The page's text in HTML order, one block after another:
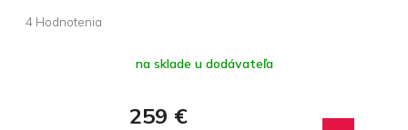
Priemerné
na sklade u dodávateľa
259 €